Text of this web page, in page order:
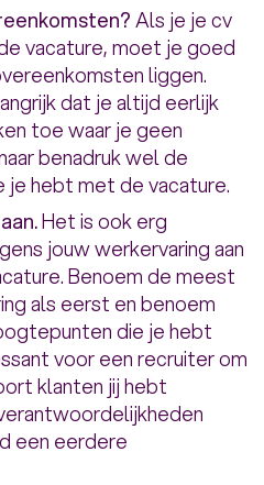
Als je je cv
vacature, moet je goed
liggen.
dat je altijd eerlijk
toe waar je geen
benadruk wel de
je hebt met de vacature.
Het is ook erg
jouw werkervaring aan
Benoem de meest
als eerst en benoem
die je hebt
voor een recruiter om
klanten jij hebt
een eerdere